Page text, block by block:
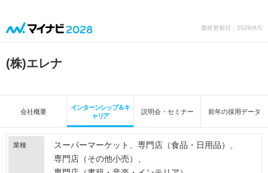
最終更新日：2026/8/5
(株)エレナ
会社概要
インターンシップ＆キ
ャリア
説明会・セミナー 前年の採用データ
業種 スーパーマーケット
専門店（食品・日用品）
専門店（その他小売）